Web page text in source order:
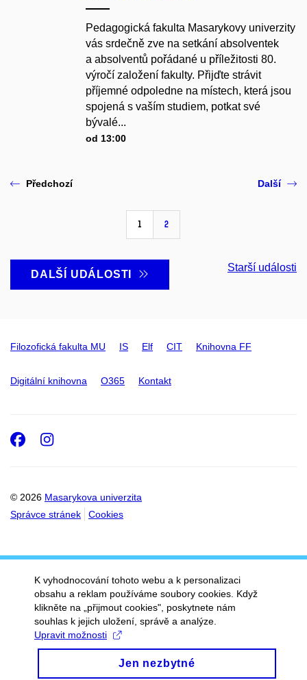
Pedagogická fakulta Masarykovy univerzity
vás srdečně zve na setkání absolventek
a absolventů pořádané u příležitosti 80.
výročí založení fakulty. Přijďte strávit
příjemné odpoledne na místech, která jsou
spojená s vaším studiem, potkat své
bývalé...
od 13:00
Předchozí
1 2
Další
DALŠÍ UDÁLOSTI
Starší události
Filozofická fakulta MU IS Elf CIT Knihovna FF
Digitální knihovna O365 Kontakt
© 2026 Masarykova univerzita
Správce stránek
Cookies
Facebook
Instagram
K vyhodnocování tohoto webu a k personalizaci
obsahu a reklam používáme soubory cookies. Když
klikněte na „přijmout cookies", poskytnete nám
souhlas k jejich uložení, správě a analýze.
Upravit možnosti
Jen nezbytné